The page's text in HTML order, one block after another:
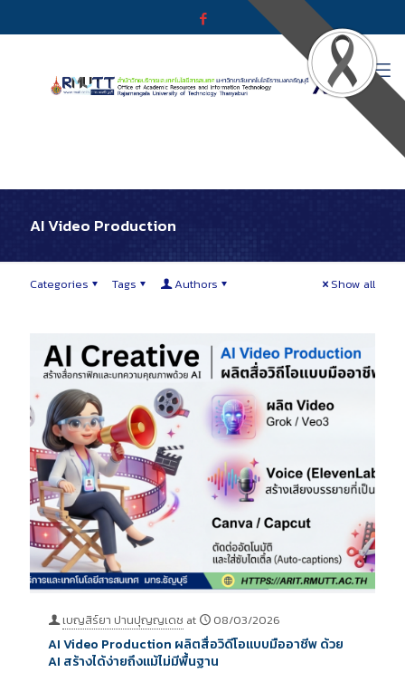
AI Video Production
Categories Tags Authors Show all
เบญสิร์ยา ปานปุญญเดช at 08/03/2026
AI Video Production ผลิตสื่อวิดีโอแบบมืออาชีพ ด้วย
AI สร้างได้ง่ายถึงแม้ไม่มีพื้นฐาน